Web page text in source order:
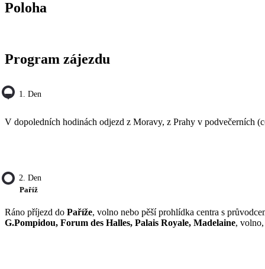
Poloha
Program zájezdu
1. Den
V dopoledních hodinách odjezd z Moravy, z Prahy v podvečerních
2. Den
Paříž
Ráno příjezd do Paříže, volno nebo pěší prohlídka centra s
G.Pompidou, Forum des Halles, Palais Royale, Madelaine,